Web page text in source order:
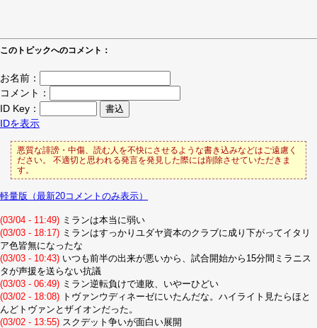
このトピックへのコメント：
お名前：
コメント：
ID Key：
IDを表示
悪質な誹謗・中傷、読む人を不快にさせるような書き込みなどはご遠慮く
ださい。 不適切と思われる発言を発見した際には削除させていただきま
す。
軽量版（最新20コメントのみ表示）
(03/04 - 11:49) ミランは本当に弱い
(03/03 - 18:17) ミランはすっかりユダヤ資本のクラブに成り下がってイタリ
ア色皆無になったな
(03/03 - 10:43) いつも前半の出来が悪いから、試合開始から15分間ミラニス
タが声援を送らない抗議
(03/03 - 06:49) ミラン逆転負けで連敗、いやーひどい
(03/02 - 18:08) トヴァンウディネーゼにいたんだな。ハイライト見たらほと
んどトヴァンとザイオンだった。
(03/02 - 13:55) スクデット争いが面白い展開